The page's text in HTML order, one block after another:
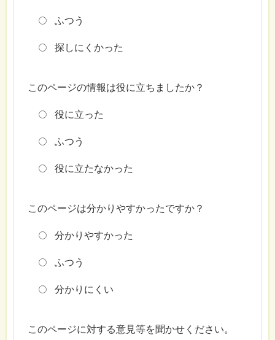
ふつう
探しにくかった
このページの情報は役に立ちましたか？
役に立った
ふつう
役に立たなかった
このページは分かりやすかったですか？
分かりやすかった
ふつう
分かりにくい
このページに対する意見等を聞かせください。